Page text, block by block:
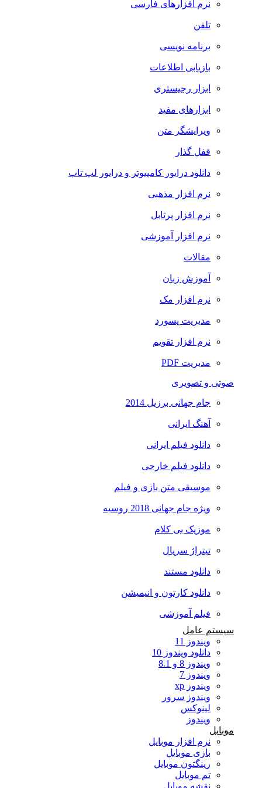
نرم افزارهای فارسی
تلفن
برنامه نویسی
بازیابی اطلاعات
ابزار رجیستری
ابزارهای مفید
ویرایشگر متن
قفل گذار
دانلود درایور کامپیوتر و درایور لپ تاپ
نرم افزار مذهبی
نرم افزار پرتابل
نرم افزار آموزشی
مقالات
آموزش زبان
نرم افزار مک
مدیریت پسورد
نرم افزار تقویم
مدیریت PDF
صوتی و تصویری
جام جهانی برزیل 2014
آهنگ ایرانی
دانلود فیلم ایرانی
دانلود فیلم خارجی
موسیقی متن بازی و فیلم
ویژه جام جهانی 2018 روسیه
موزیک بی کلام
تیتراژ سریال
دانلود مستند
دانلود کارتون و انیمیشن
فیلم آموزشی
سیستم عامل
ویندوز 11
دانلود ویندوز 10
ویندوز 8 و 8.1
ویندوز 7
ویندوز xp
ویندوز سرور
لینوکس
ویندوز
موبایل
نرم افزار موبایل
بازی موبایل
رینگتون موبایل
تم موبایل
نقشه موبایل